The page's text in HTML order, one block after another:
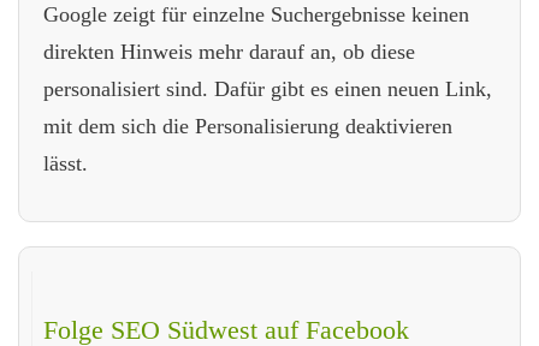
Google zeigt für einzelne Suchergebnisse keinen
direkten Hinweis mehr darauf an, ob diese
personalisiert sind. Dafür gibt es einen neuen Link,
mit dem sich die Personalisierung deaktivieren
lässt.
Folge SEO Südwest auf Facebook